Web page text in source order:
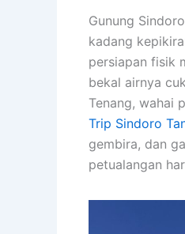
Gunung
kadang
persiapan fisik
bekal airnya
Tenang, wahai
Trip Sindoro
gembira, dan
petualangan